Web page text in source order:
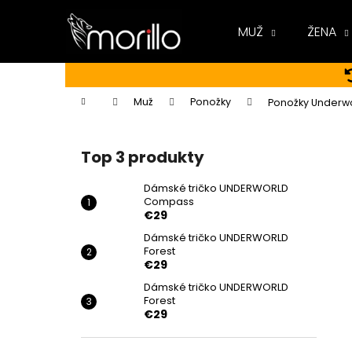
MUŽ ŽENA
Domov Muž Ponožky Ponožky
Top 3 produkty
Dámské tričko UNDERWORLD
Compass
€29
Dámské tričko UNDERWORLD
Forest
€29
Dámské tričko UNDERWORLD
Forest
€29
í
Späť
do
obchodu
Späť
do
obchodu
DÁMSKÉ TRIČKO UNDERWORLD